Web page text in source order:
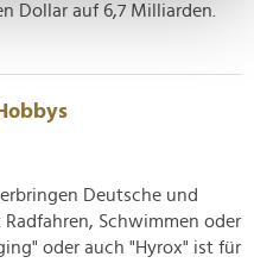
Ihre persönlichen Daten
und Anzeigen zu
Website zu
Informationen zu Ihrer
unsere Partner für
Dollar auf 6,7 Milliarden.
Deutsche und
Schwimmen oder
oder auch "Hyrox" ist für